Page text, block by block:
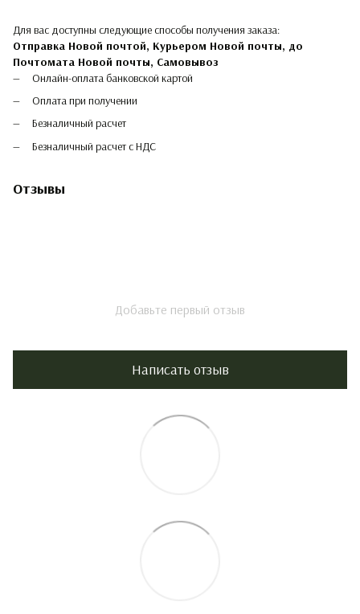
Для вас доступны следующие способы получения заказа:
Отправка Новой почтой, Курьером Новой почты, до
Почтомата Новой почты, Самовывоз
Онлайн-оплата банковской картой
Оплата при получении
Безналичный расчет
Безналичный расчет с НДС
Отзывы
Добавьте первый отзыв
Написать отзыв